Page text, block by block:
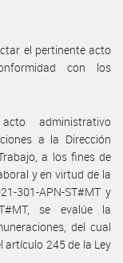
el pertinente acto
con los
administrativo
a la Dirección
a los fines de
y en virtud de la
301-APN-ST#MT y
se evalúe la
del cual
artículo 245 de la Ley